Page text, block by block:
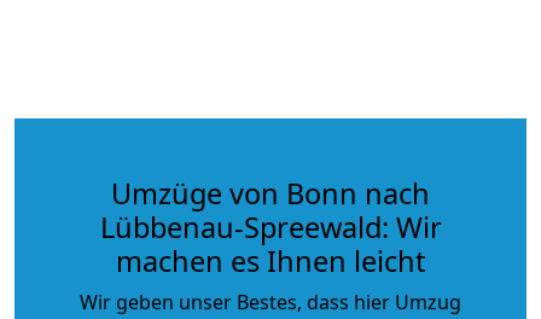
Umzüge von Bonn nach
Lübbenau-Spreewald: Wir
machen es Ihnen leicht
Wir geben unser Bestes, dass hier Umzug